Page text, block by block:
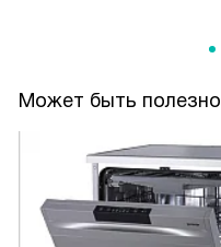
Может быть полезно